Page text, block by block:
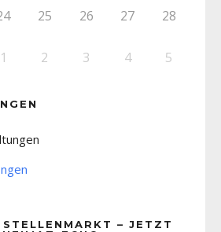
25 26 27 28
1 2 3 4 5
STELLENMARKT – JETZT